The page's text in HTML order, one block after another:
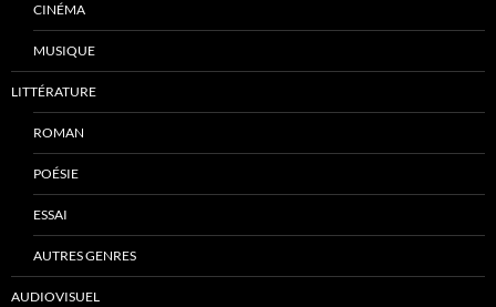
CINÉMA
MUSIQUE
LITTÉRATURE
ROMAN
POÉSIE
ESSAI
AUTRES GENRES
AUDIOVISUEL